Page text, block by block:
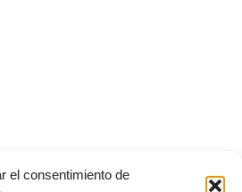
el consentimiento de
de la Plana